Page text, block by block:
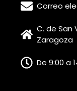
Correo
C. de San
Zaragoza
De 9:00 a